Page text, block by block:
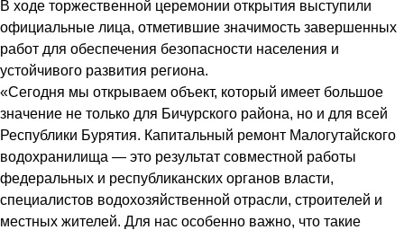
В ходе торжественной церемонии открытия выступили
официальные лица, отметившие значимость завершенных
работ для обеспечения безопасности населения и
устойчивого развития региона.
«Сегодня мы открываем объект, который имеет большое
значение не только для Бичурского района, но и для всей
Республики Бурятия. Капитальный ремонт Малогутайского
водохранилища — это результат совместной работы
федеральных и республиканских органов власти,
специалистов водохозяйственной отрасли, строителей и
местных жителей. Для нас особенно важно, что такие